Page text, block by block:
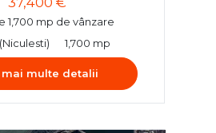
1,700 mp de vânzare
1,700 mp
mai multe detalii